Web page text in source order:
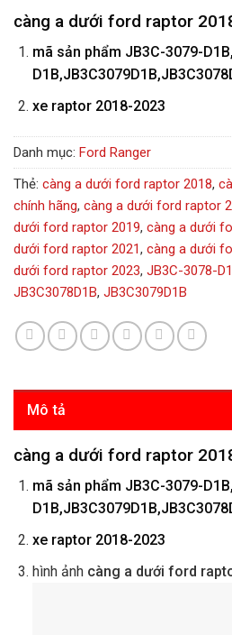
càng a dưới ford raptor
mã sản phẩm JB3C-3079-
xe raptor 2018-2023
Danh mục: Ford Ranger
Thẻ: càng a dưới ford raptor 2018,
chính hãng, càng a dưới ford raptor
dưới ford raptor 2019, càng a dưới
dưới ford raptor 2021, càng a dưới
dưới ford raptor 2023, JB3C-3078-
JB3C3078D1B, JB3C3079D1B
Mô tả
càng a dưới ford raptor
mã sản phẩm JB3C-3079-
xe raptor 2018-2023
hình ảnh càng a dưới ford